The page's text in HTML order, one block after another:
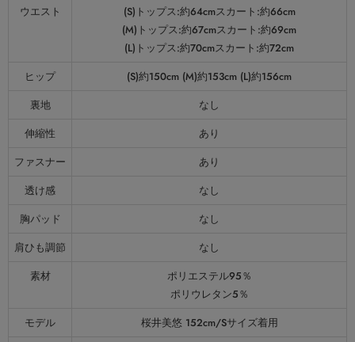
ウエスト
(S)トップス:約64cmスカート:約66cm
(M)トップス:約67cmスカート:約69cm
(L)トップス:約70cmスカート:約72cm
ヒップ
(S)約150cm (M)約153cm (L)約156cm
裏地
なし
伸縮性
あり
ファスナー
あり
透け感
なし
胸パッド
なし
肩ひも調節
なし
素材
ポリエステル95％
ポリウレタン5％
モデル
桜井美悠 152cm/Sサイズ着用